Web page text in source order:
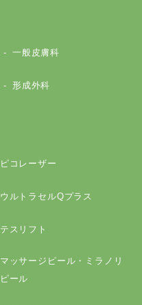
一般皮膚科
形成外科
ピコレーザー
ウルトラセルQプラス
テスリフト
マッサージピール・ミラノリ
ピール